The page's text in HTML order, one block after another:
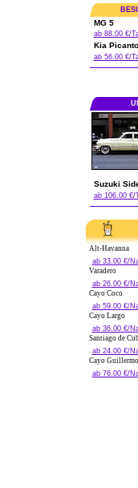
MG 5
ab 88.00 €/
Kia Picanto
ab 56.00 €/
Suzuki
ab 106.00 €/
Alt-Havanna
ab 33.00 €/
Varadero
ab 26.00 €/
Cayo Coco
ab 59.00 €/
Cayo Largo
ab 36.00 €/
Santiago de
ab 24.00 €/
Cayo Guillermo
ab 76.00 €/